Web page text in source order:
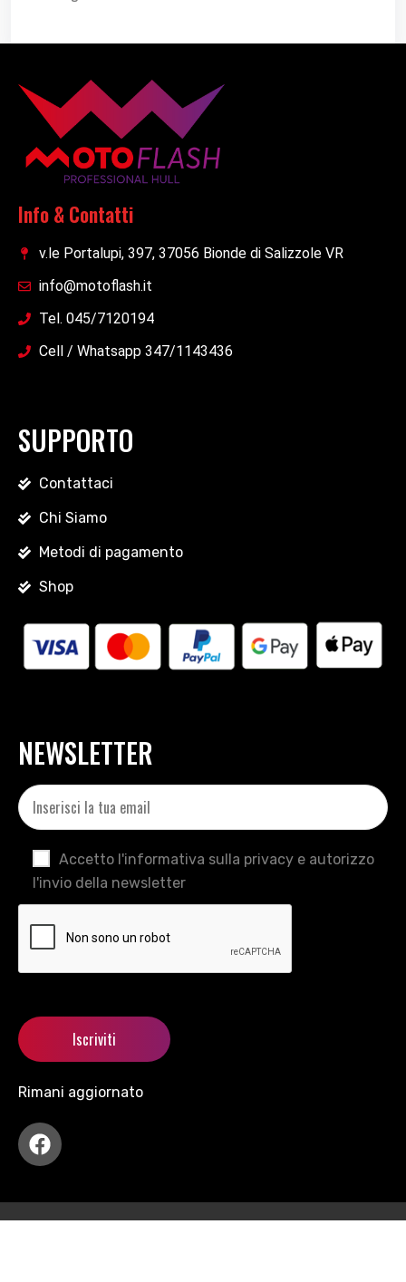
Info & Contatti
v.le Portalupi, 397, 37056 Bionde di Salizzole VR
info@motoflash.it
Tel. 045/7120194
Cell / Whatsapp 347/1143436
SUPPORTO
Contattaci
Chi Siamo
Metodi di pagamento
Shop
NEWSLETTER
Accetto l'informativa sulla privacy e autorizzo
l'invio della newsletter
Rimani aggiornato